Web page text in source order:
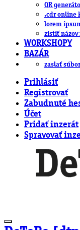
QR
.cdr online
lorem
zistiť názov
WORKSHOPY
BAZÁR
zaslať
Prihlásiť
Registrovať
Zabudnuté
Účet
Pridať inzerát
Spravovať